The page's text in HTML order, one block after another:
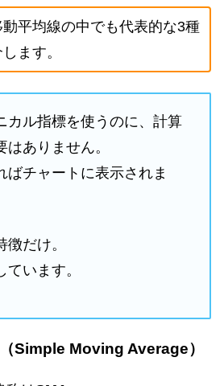
動平均線の中でも代表的な3種
ます。
カル指標を使うのに、計算
ありません。
ばチャートに表示されま
だけ。
います。
Simple Moving Average）